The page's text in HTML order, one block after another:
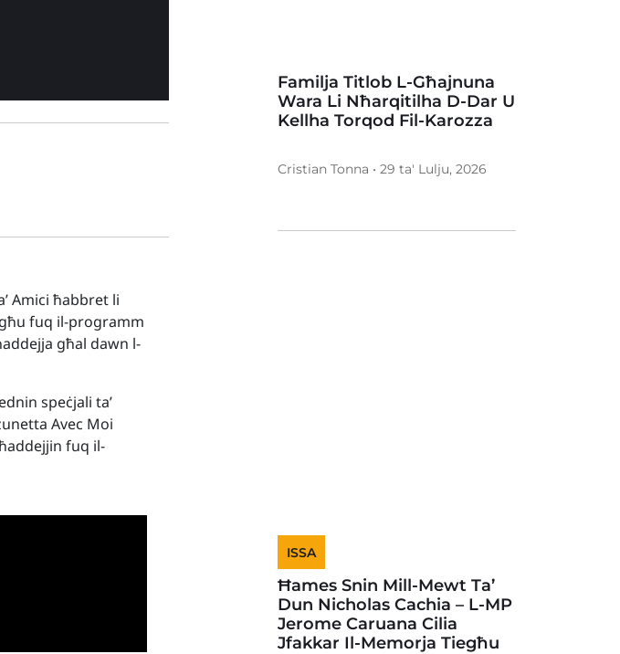
Amici ħabbret li
fuq il-programm
għal dawn l-
speċjali ta’
Avec Moi
fuq il-
Familja Titlob L-Għajnuna
Wara Li Nħarqitilha D-Dar U
Kellha Torqod Fil-Karozza
Cristian Tonna • 29 ta' Lulju, 2026
ISSA
Ħames Snin Mill-Mewt Ta’
Dun Nicholas Cachia – L-MP
Jerome Caruana Cilia
Jfakkar Il-Memorja Tiegħu